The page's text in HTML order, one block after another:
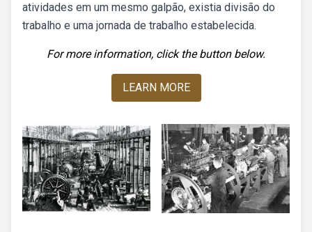
atividades em um mesmo galpão, existia divisão do
trabalho e uma jornada de trabalho estabelecida.
For more information, click the button below.
LEARN MORE